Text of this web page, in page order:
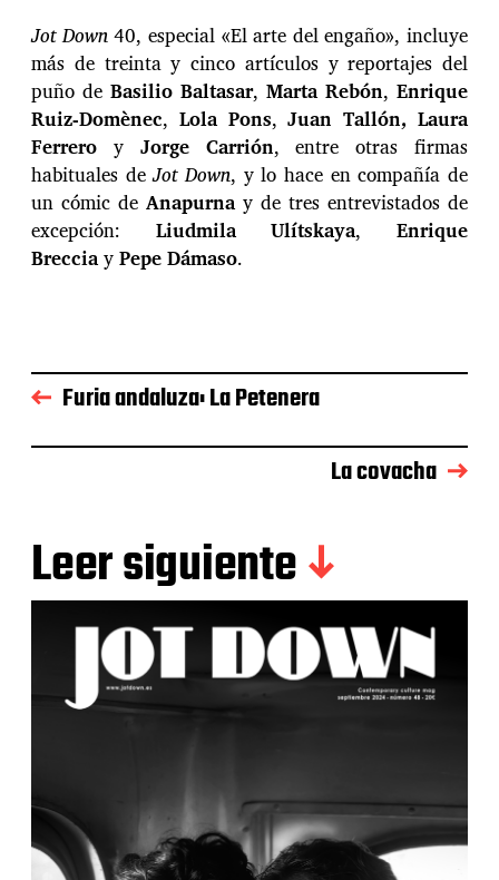
Jot Down40, especial «El arte del engaño», incluye
más de treinta y cinco artículos y reportajes del
puño de Basilio Baltasar, Marta Rebón, Enrique
Ruiz-Domènec, Lola Pons,Juan Tallón, Laura
Ferrero y Jorge Carrión, entre otras firmas
habituales deJot Down, y lo hace en compañía de
un cómic de Anapurnay de tres entrevistados de
excepción: Liudmila Ulítskaya, Enrique
BrecciayPepe Dámaso.
Furia andaluza: La Petenera
La covacha
Leer siguiente